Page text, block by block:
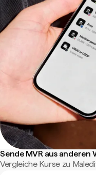
Sende MVR aus anderen
Vergleiche Kurse zu